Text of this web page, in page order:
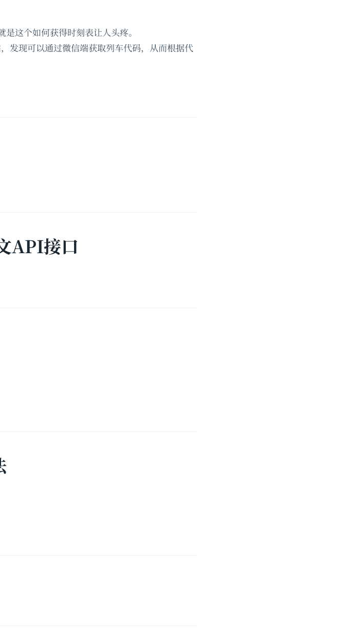
这个如何获得时刻表让人头疼。
发现可以通过微信端获取列车代码，从而根据代
API接口